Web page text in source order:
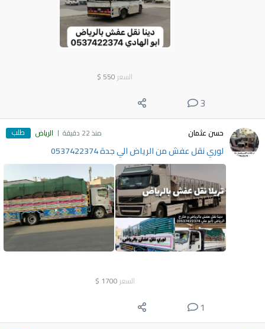
السعر 550
$
3
حسن عثمان منذ 22 دقيقة الرياض طلب
لوري نقل عفش من الرياض الي جدة 0537422374
السعر 1700
$
1